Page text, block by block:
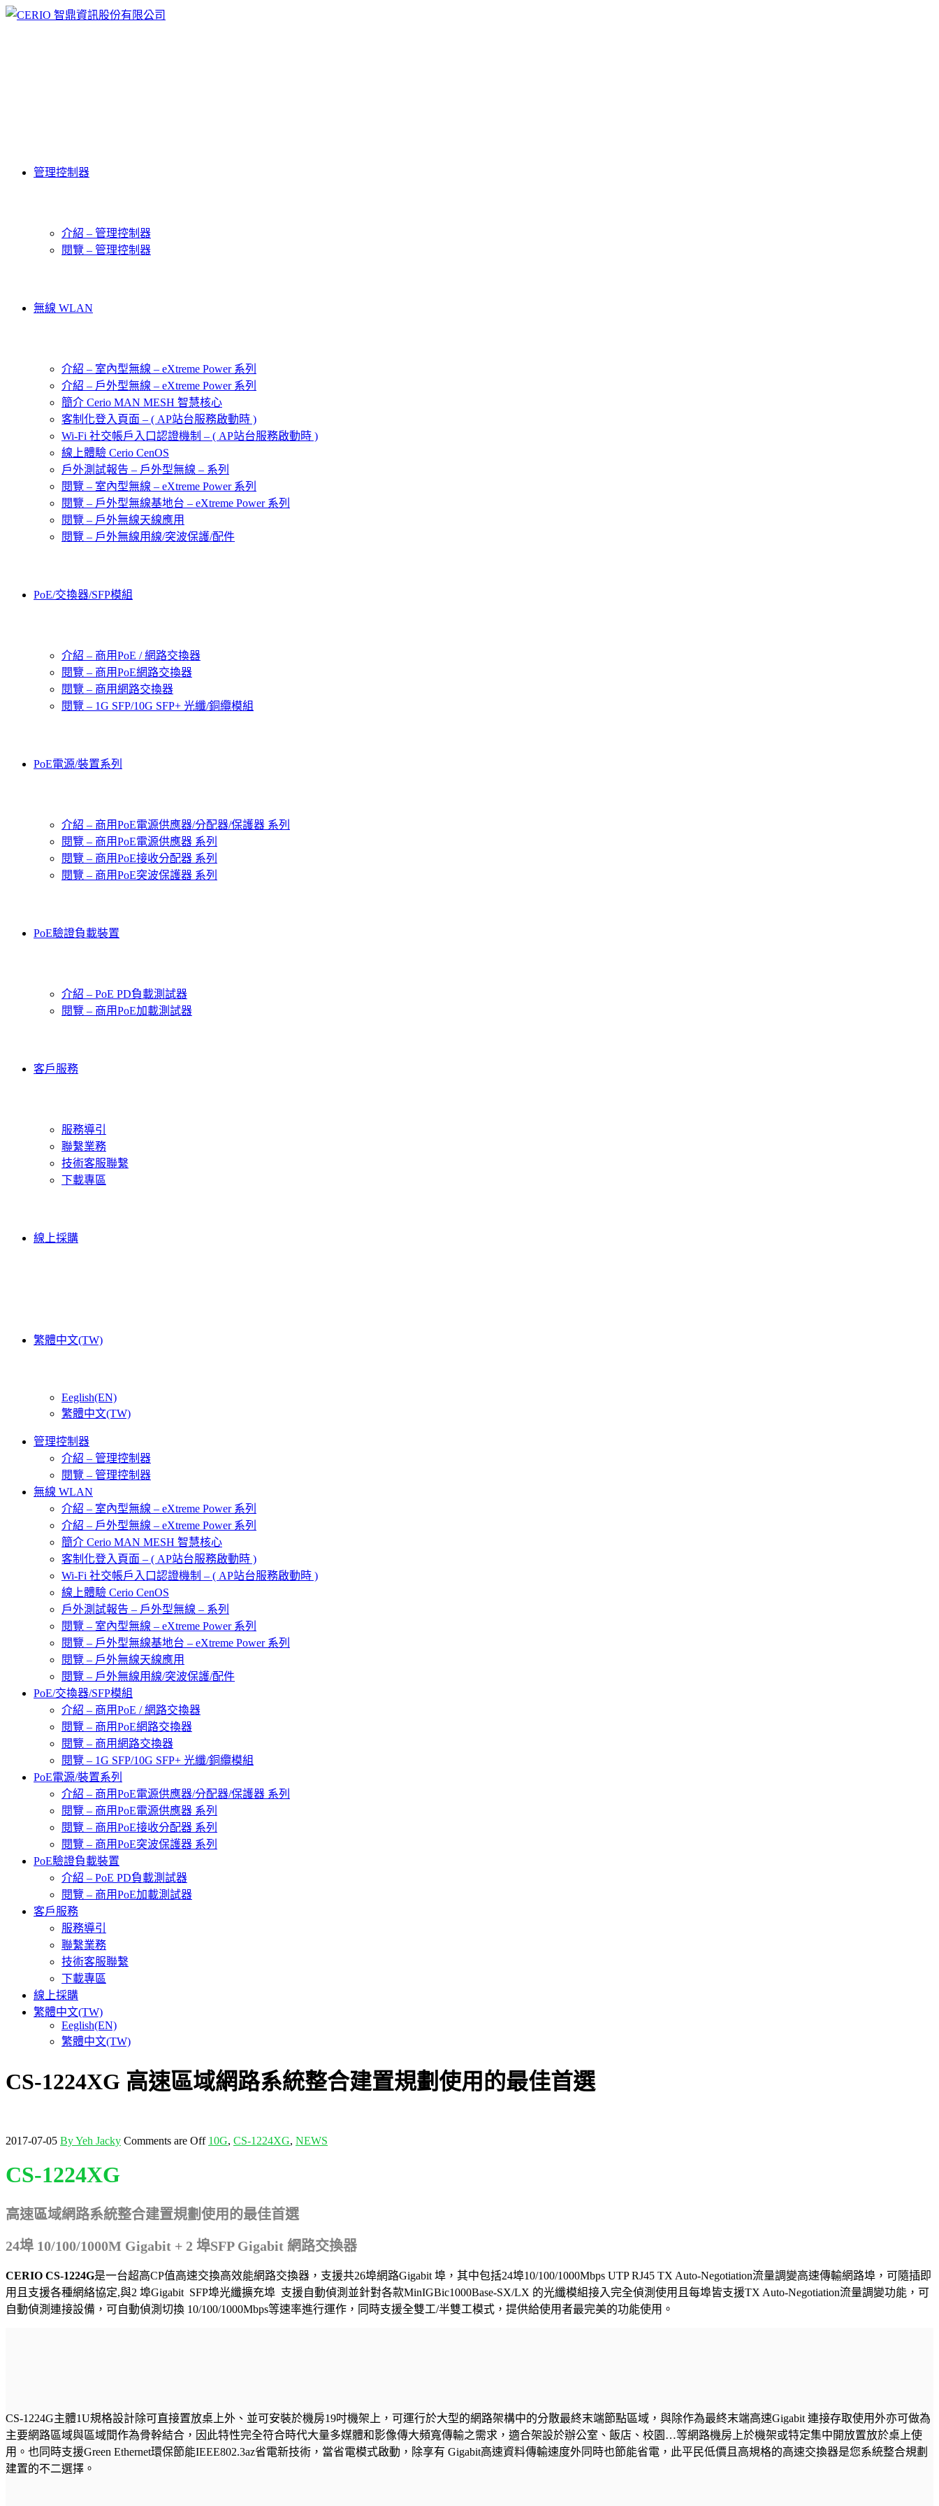
管理控制器
介紹 – 管理控制器
閱覽 – 管理控制器
無線 WLAN
介紹 – 室內型無線 – eXtreme Power 系列
介紹 – 戶外型無線 – eXtreme Power 系列
簡介 Cerio MAN MESH 智慧核心
客制化登入頁面 – ( AP站台服務啟動時 )
Wi-Fi 社交帳戶入口認證機制 – ( AP站台服務啟動時 )
線上體驗 Cerio CenOS
戶外測試報告 – 戶外型無線 – 系列
閱覽 – 室內型無線 – eXtreme Power 系列
閱覽 – 戶外型無線基地台 – eXtreme Power 系列
閱覽 – 戶外無線天線應用
閱覽 – 戶外無線用線/突波保護/配件
PoE/交換器/SFP模組
介紹 – 商用PoE / 網路交換器
閱覽 – 商用PoE網路交換器
閱覽 – 商用網路交換器
閱覽 – 1G SFP/10G SFP+ 光纖/銅纜模組
PoE電源/裝置系列
介紹 – 商用PoE電源供應器/分配器/保護器 系列
閱覽 – 商用PoE電源供應器 系列
閱覽 – 商用PoE接收分配器 系列
閱覽 – 商用PoE突波保護器 系列
PoE驗證負載裝置
介紹 – PoE PD負載測試器
閱覽 – 商用PoE加載測試器
客戶服務
服務導引
聯繫業務
技術客服聯繫
下載專區
線上採購
繁體中文(TW)
Eeglish(EN)
繁體中文(TW)
管理控制器
介紹 – 管理控制器
閱覽 – 管理控制器
無線 WLAN
介紹 – 室內型無線 – eXtreme Power 系列
介紹 – 戶外型無線 – eXtreme Power 系列
簡介 Cerio MAN MESH 智慧核心
客制化登入頁面 – ( AP站台服務啟動時 )
Wi-Fi 社交帳戶入口認證機制 – ( AP站台服務啟動時 )
線上體驗 Cerio CenOS
戶外測試報告 – 戶外型無線 – 系列
閱覽 – 室內型無線 – eXtreme Power 系列
閱覽 – 戶外型無線基地台 – eXtreme Power 系列
閱覽 – 戶外無線天線應用
閱覽 – 戶外無線用線/突波保護/配件
PoE/交換器/SFP模組
介紹 – 商用PoE / 網路交換器
閱覽 – 商用PoE網路交換器
閱覽 – 商用網路交換器
閱覽 – 1G SFP/10G SFP+ 光纖/銅纜模組
PoE電源/裝置系列
介紹 – 商用PoE電源供應器/分配器/保護器 系列
閱覽 – 商用PoE電源供應器 系列
閱覽 – 商用PoE接收分配器 系列
閱覽 – 商用PoE突波保護器 系列
PoE驗證負載裝置
介紹 – PoE PD負載測試器
閱覽 – 商用PoE加載測試器
客戶服務
服務導引
聯繫業務
技術客服聯繫
下載專區
線上採購
繁體中文(TW)
Eeglish(EN)
繁體中文(TW)
CS-1224XG 高速區域網路系統整合建置規劃使用的最佳首選
2017-07-05 By Yeh Jacky Comments are Off 10G, CS-1224XG, NEWS
CS-1224XG
高速區域網路系統整合建置規劃使用的最佳首選
24埠 10/100/1000M Gigabit + 2 埠SFP Gigabit 網路交換器
CERIO CS-1224G是一台超高CP值高速交換高效能網路交換器，支援共26埠網路Gigabit 埠，其中包括24埠10/100/1000Mbps UTP RJ45 TX Auto-Negotiation流量調變高速傳輸網路埠，可隨插即
用且支援各種網絡協定,與2 埠Gigabit SFP埠光纖擴充埠 支援自動偵測並針對各款MinIGBic1000Base-SX/LX 的光纖模組接入完全偵測使用且每埠皆支援TX Auto-Negotiation流量調變功能，可
自動偵測連接設備，可自動偵測切換 10/100/1000Mbps等速率進行運作，同時支援全雙工/半雙工模式，提供給使用者最完美的功能使用。
CS-1224G主體1U規格設計除可直接置放桌上外、並可安裝於機房19吋機架上，可運行於大型的網路架構中的分散最終末端節點區域，與除作為最終末端高速Gigabit 連接存取使用外亦可做為
主要網路區域與區域間作為骨幹結合，因此特性完全符合時代大量多媒體和影像傳大頻寬傳輸之需求，適合架設於辦公室、飯店、校園…等網路機房上於機架或特定集中開放置放於桌上使
用。也同時支援Green Ethernet環保節能IEEE802.3az省電新技術，當省電模式啟動，除享有 Gigabit高速資料傳輸速度外同時也節能省電，此平民低價且高規格的高速交換器是您系統整合規劃
建置的不二選擇。